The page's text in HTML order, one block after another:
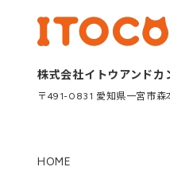
株式会社イトウアンドカ
〒491-0831 愛知県一宮市森
HOME